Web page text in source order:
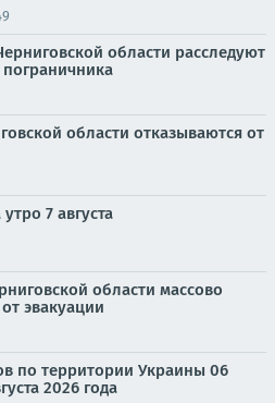
области расследуют
области отказываются от
7 августа
области массово
эвакуации
по территории Украины 06
2026 года